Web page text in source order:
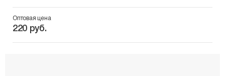
Оптовая цена
220 руб.